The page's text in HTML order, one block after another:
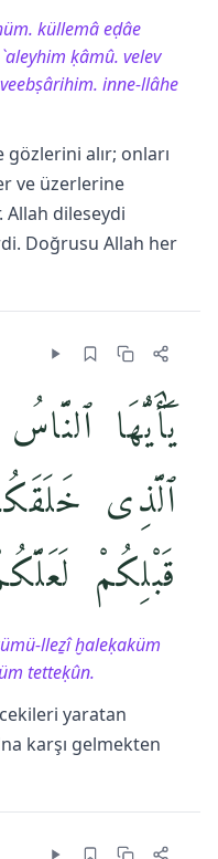
küllemâ eḍâe
ḳâmû. velev
inne-llâhe
alır; onları
ve üzerlerine
Allah dileseydi
Doğrusu Allah her
يَٰٓأَيُّهَا
ٱلَّذِى
قَبْلِكُمْ
lleẕî ḫaleḳaküm
tetteḳûn.
yaratan
karşı gelmekten